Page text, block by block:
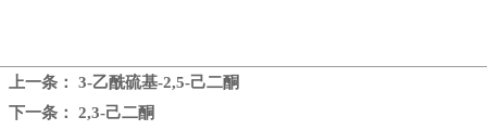
上一条： 3-乙酰硫基-2,5-己二酮
下一条：
2,3-己二酮